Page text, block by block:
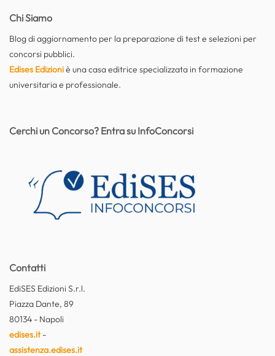
Chi Siamo
Blog di aggiornamento per la preparazione di test e selezioni per
concorsi pubblici.
Edises Edizioniè una casa editrice specializzata in formazione
universitaria e professionale.
Contatti
EdiSES Edizioni S.r.l.
Piazza Dante, 89
80134 - Napoli
edises.it-
assistenza.edises.it
Cerchi un Concorso? Entra su InfoConcorsi